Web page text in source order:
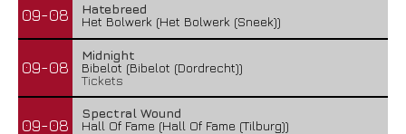
09-08
Hatebreed
Het Bolwerk (Het Bolwerk (Sneek))
09-08
Midnight
Bibelot (Bibelot (Dordrecht))
Tickets
09-08
Spectral Wound
Hall Of Fame (Hall Of Fame (Tilburg))